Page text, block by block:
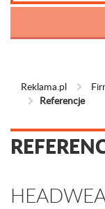
Reklama.pl
Referencje